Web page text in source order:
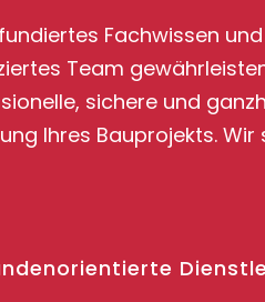
Fachwissen
Team
sichere und
Ihres Bauprojekts. Wir